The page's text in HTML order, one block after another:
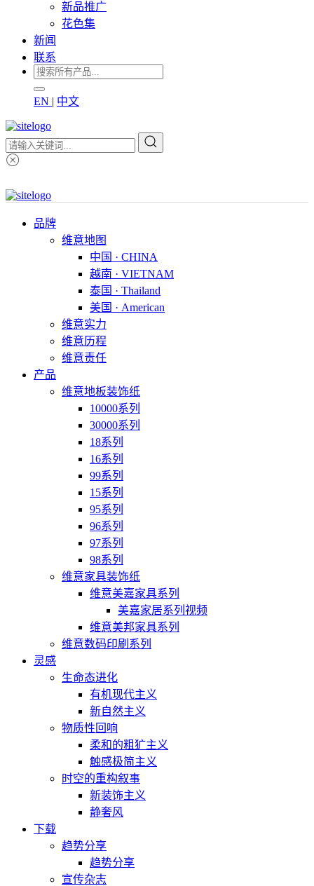
新品推广
花色集
新闻
联系
EN | 中文
品牌
维意地图
中国 · CHINA
越南 · VIETNAM
泰国 · Thailand
美国 · American
维意实力
维意历程
维意责任
产品
维意地板装饰纸
10000系列
30000系列
18系列
16系列
99系列
15系列
95系列
96系列
97系列
98系列
维意家具装饰纸
维意美嘉家具系列
美嘉家居系列视频
维意美邦家具系列
维意数码印刷系列
灵感
生命态进化
有机现代主义
新自然主义
物质性回响
柔和的粗犷主义
触感极简主义
时空的重构叙事
新装饰主义
静奢风
下载
趋势分享
趋势分享
宣传杂志